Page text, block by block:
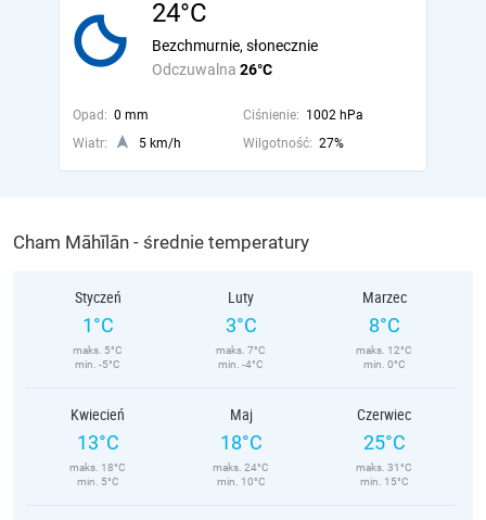
24°C
Odczuwalna 26°C
Bezchmurnie, słonecznie
Opad: 0 mm Ciśnienie: 1002 hPa
Wiatr:
5 km/h Wilgotność: 27%
Cham Māhīlān - średnie temperatury
Styczeń
1°C
maks. 5°C
min. -5°C
Luty
3°C
maks. 7°C
min. -4°C
Marzec
8°C
maks. 12°C
min. 0°C
Kwiecień
13°C
maks. 18°C
min. 5°C
Maj
18°C
maks. 24°C
min. 10°C
Czerwiec
25°C
maks. 31°C
min. 15°C